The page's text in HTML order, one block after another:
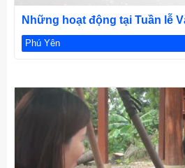
Những hoạt động tại Tuần lễ
Yên 2024
Phú Yên